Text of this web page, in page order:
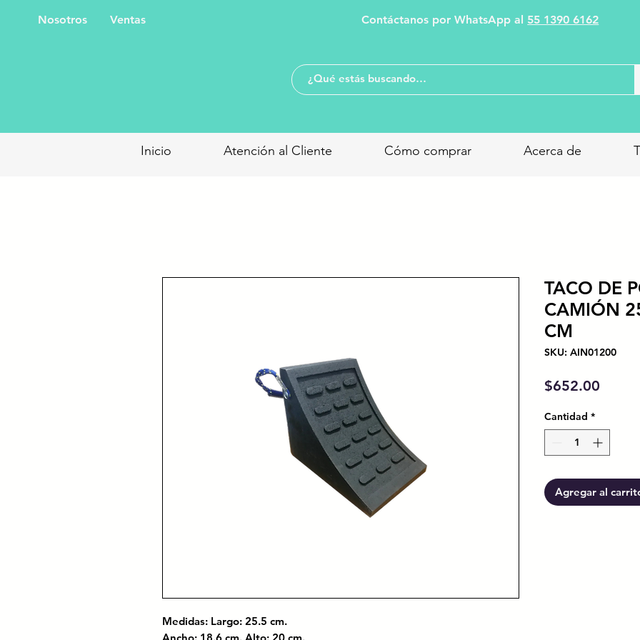
Nosotros Ventas Contáctanos por WhatsApp al 55 1390 6162
Inicio Atención al Cliente Cómo comprar Acerca de
Medidas: Largo: 25.5 cm.
TACO DE
CAMIÓN
CM
SKU: AIN01200
$652.00
Cantidad *
Agregar al